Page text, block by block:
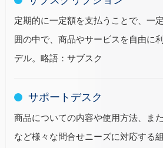
定期的に一定額を支払うことで、一
囲の中で、商品やサービスを自由に
デル。略語：サブスク
サポートデスク
商品についての内容や使用方法、ま
など様々な問合せニーズに対応する